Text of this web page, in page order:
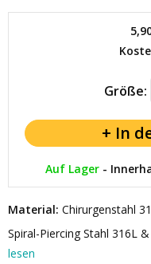
Größe:
Auf Lager-
Material: Chirurgenstahl
Spiral-Piercing Stahl 316L
lesen